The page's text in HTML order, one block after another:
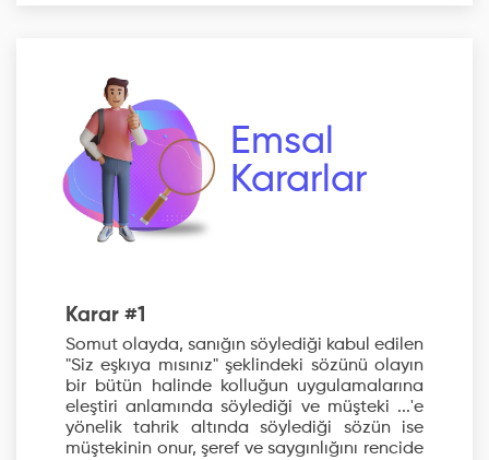
Emsal
Kararlar
Karar #1
Somut olayda, sanığın söylediği kabul edilen
"Siz eşkıya mısınız" şeklindeki sözünü olayın
bir bütün halinde kolluğun uygulamalarına
eleştiri anlamında söylediği ve müşteki ...'e
yönelik tahrik altında söylediği sözün ise
müştekinin onur, şeref ve saygınlığını rencide